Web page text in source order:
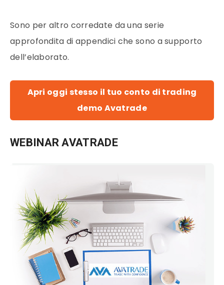
Sono per altro corredate da una serie
approfondita di appendici che sono a supporto
dell’elaborato.
Apri oggi stesso il tuo conto di trading
demo Avatrade
WEBINAR AVATRADE